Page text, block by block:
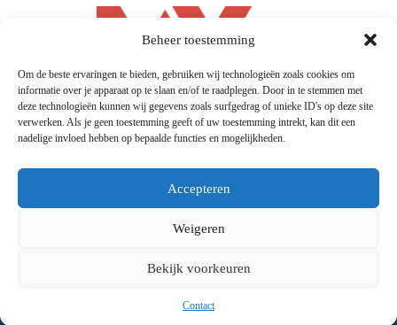
Beheer toestemming
Om de beste ervaringen te bieden, gebruiken wij technologieën zoals cookies om
informatie over je apparaat op te slaan en/of te raadplegen. Door in te stemmen met
deze technologieën kunnen wij gegevens zoals surfgedrag of unieke ID's op deze site
verwerken. Als je geen toestemming geeft of uw toestemming intrekt, kan dit een
nadelige invloed hebben op bepaalde functies en mogelijkheden.
Accepteren
Weigeren
Bekijk voorkeuren
Contact
| Designed and Developed by